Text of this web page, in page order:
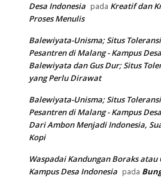
Desa Indonesia pada Kreatif dan
Proses Menulis
Balewiyata-Unisma; Situs
Pesantren di Malang - Kampus
Balewiyata dan Gus Dur; Situs
yang Perlu Dirawat
Balewiyata-Unisma; Situs
Pesantren di Malang - Kampus
Dari Ambon Menjadi Indonesia,
Kopi
Waspadai Kandungan Boraks atau
Kampus Desa Indonesia pada